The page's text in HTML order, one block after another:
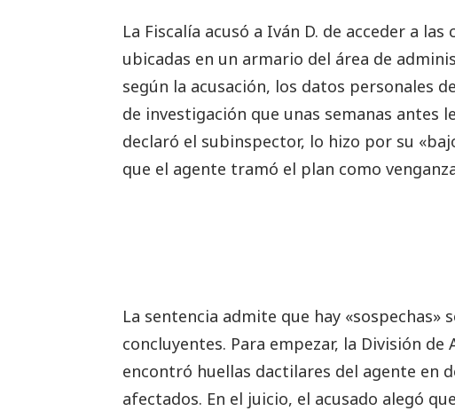
La Fiscalía acusó a Iván D. de acceder a
ubicadas en un armario del área de
según la acusación, los datos personales
de investigación que unas semanas antes
declaró el subinspector, lo hizo por su
que el agente tramó el plan como
La sentencia admite que hay «sospechas»
concluyentes. Para empezar, la División
encontró huellas dactilares del agente en
afectados. En el juicio, el acusado alegó